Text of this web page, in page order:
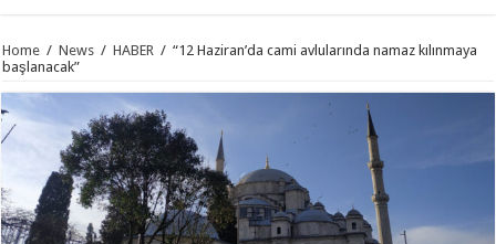
Home / News / HABER / “12 Haziran’da cami avlularında namaz kılınmaya
başlanacak”